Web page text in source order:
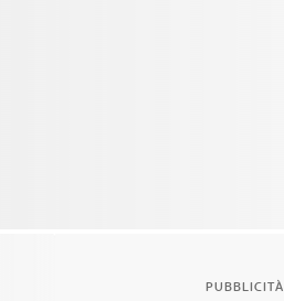
PUBBLICITÀ